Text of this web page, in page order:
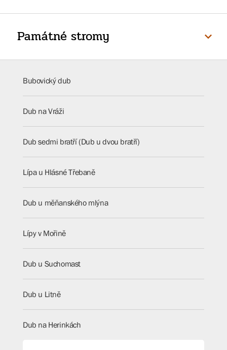
Památné stromy
Bubovický dub
Dub na Vráži
Dub sedmi bratří (Dub u dvou bratří)
Lípa u Hlásné Třebaně
Dub u měňanského mlýna
Lípy v Mořině
Dub u Suchomast
Dub u Litně
Dub na Herinkách